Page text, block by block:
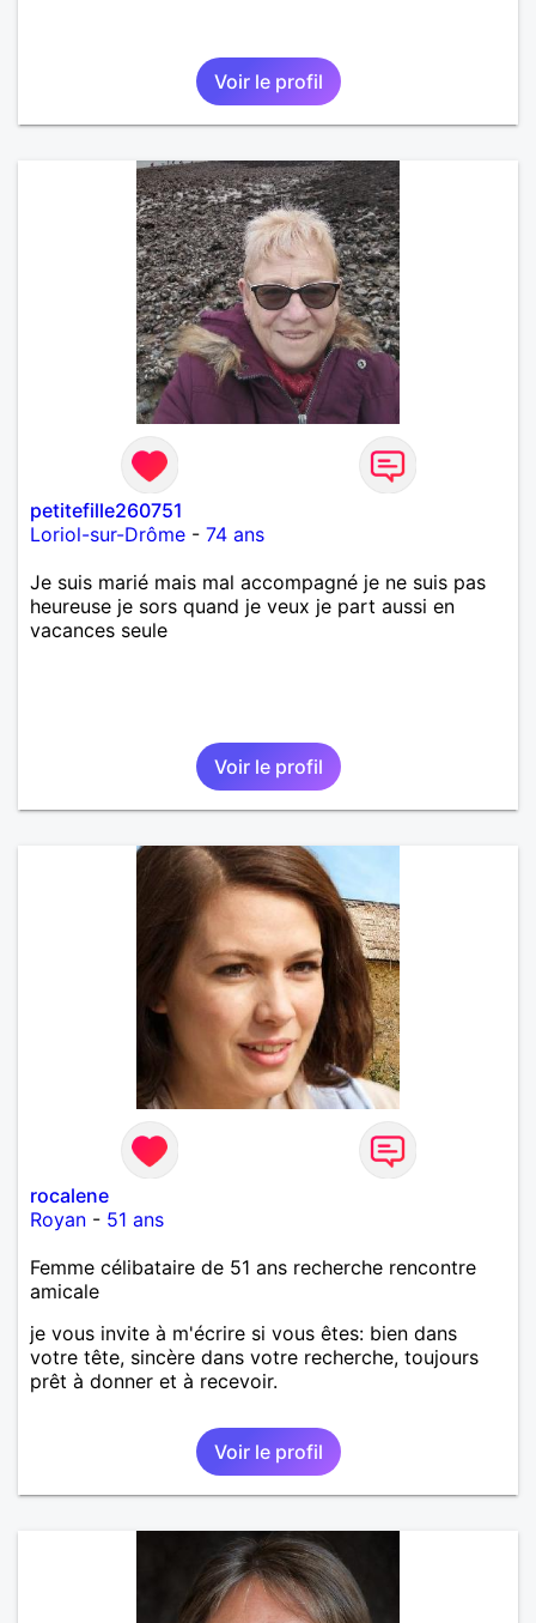
Voir le profil
petitefille260751
Loriol-sur-Drôme - 74 ans
Je suis marié mais mal accompagné je ne suis pas
heureuse je sors quand je veux je part aussi en
vacances seule
Voir le profil
rocalene
Royan - 51 ans
Femme célibataire de 51 ans recherche rencontre
amicale
je vous invite à m'écrire si vous êtes: bien dans
votre tête, sincère dans votre recherche, toujours
prêt à donner et à recevoir.
Voir le profil